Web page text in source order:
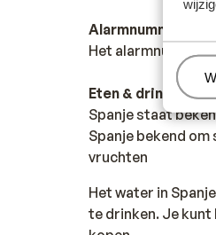
Alarmnummer:
Het alarmnummer
Eten & drinken:
Spanje staat
Spanje bekend
vruchten
Het water in
te drinken. Je